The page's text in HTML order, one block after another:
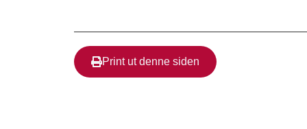
Print ut denne siden